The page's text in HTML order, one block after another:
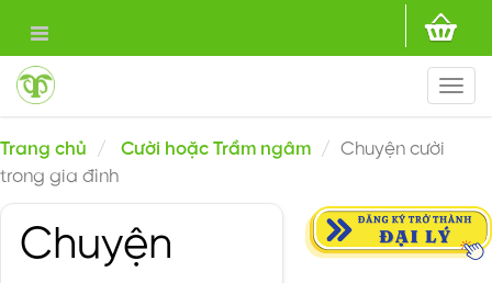
Trang chủ Cười hoặc Trầm ngâm
Chuyện cười
trong gia đình
Chuyện